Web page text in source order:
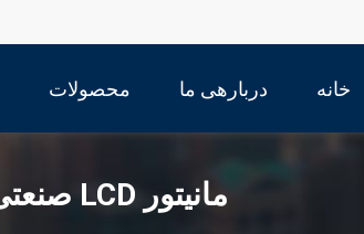
خانه دربارهی ما محصولات
مانیتور LCD صنعتی محصولات